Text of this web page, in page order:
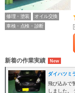
修理・塗装
オイル交換
車検・点検・診断
新着の作業実績
ダイハツミ
飛び込みで
しました。